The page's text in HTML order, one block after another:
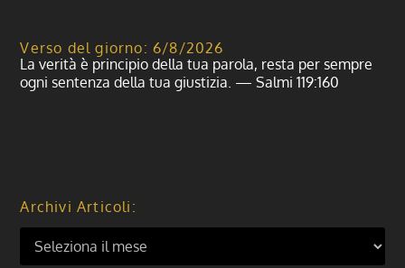
Verso del giorno: 6/8/2026
La verità è principio della tua parola, resta per sempre
ogni sentenza della tua giustizia. — Salmi 119:160
Archivi Articoli: